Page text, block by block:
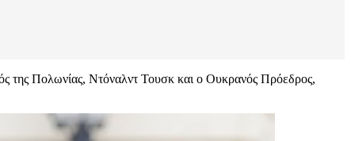
της Πολωνίας, Ντόναλντ Τουσκ και ο Ουκρανός Πρόεδρος,